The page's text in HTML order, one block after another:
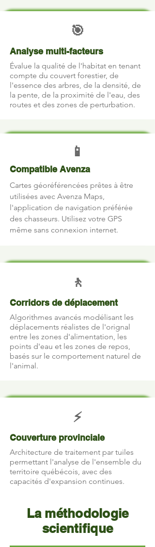
🎯
Analyse multi-facteurs
Évalue la qualité de l'habitat en tenant
compte du couvert forestier, de
l'essence des arbres, de la densité, de
la pente, de la proximité de l'eau, des
routes et des zones de perturbation.
📱
Compatible Avenza
Cartes géoréférencées prêtes à être
utilisées avec Avenza Maps,
l'application de navigation préférée
des chasseurs. Utilisez votre GPS
même sans connexion internet.
🚶
Corridors de déplacement
Algorithmes avancés modélisant les
déplacements réalistes de l'orignal
entre les zones d'alimentation, les
points d'eau et les zones de repos,
basés sur le comportement naturel de
l'animal.
⚡
Couverture provinciale
Architecture de traitement par tuiles
permettant l'analyse de l'ensemble du
territoire québécois, avec des
capacités d'expansion continues.
La méthodologie
scientifique